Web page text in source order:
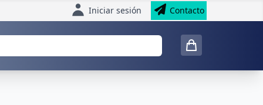
Iniciar sesión Contacto